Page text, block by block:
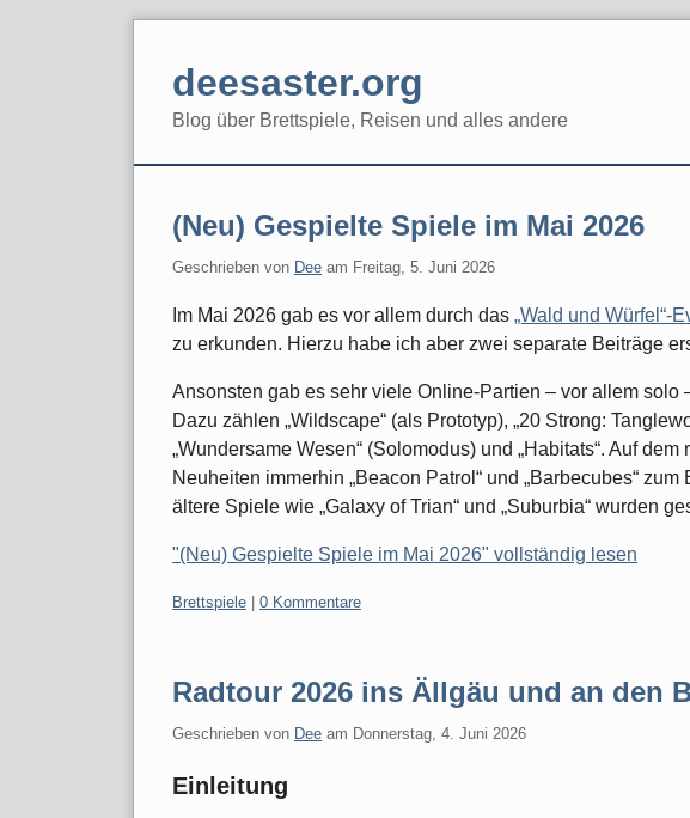
deesaster.org
Blog über Brettspiele, Reisen und alles andere
(Neu) Gespielte Spiele im Mai 2026
Geschrieben von Dee am Freitag, 5. Juni 2026
Im Mai 2026 gab es vor allem durch das „Wald und Würfel“-
zu erkunden. Hierzu habe ich aber zwei separate Beiträge
Ansonsten gab es sehr viele Online-Partien – vor allem solo
Dazu zählen „Wildscape“ (als Prototyp), „20 Strong:
„Wundersame Wesen“ (Solomodus) und „Habitats“. Auf
Neuheiten immerhin „Beacon Patrol“ und „Barbecubes“
ältere Spiele wie „Galaxy of Trian“ und „Suburbia“ wurden
"(Neu) Gespielte Spiele im Mai 2026" vollständig lesen
Kategorien:
Brettspiele | 0 Kommentare
Radtour 2026 ins Ällgäu und an den
Geschrieben von Dee am Donnerstag, 4. Juni 2026
Einleitung